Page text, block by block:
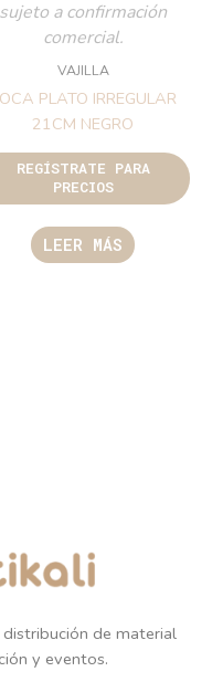
sujeto a confirmación
comercial.
VAJILLA
PLATO IRREGULAR
21CM NEGRO
REGÍSTRATE PARA
PRECIOS
LEER MÁS
de material
y eventos.